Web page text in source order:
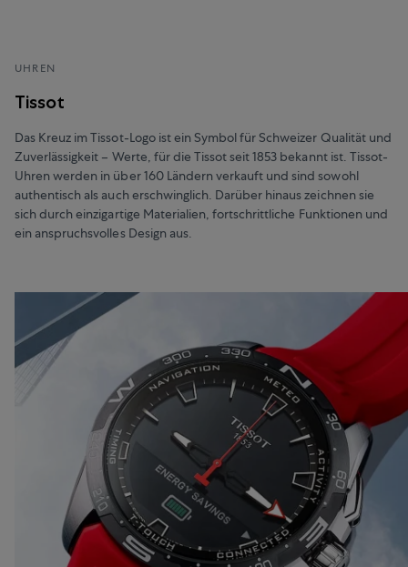
UHREN
Tissot
Das Kreuz im Tissot-Logo ist ein Symbol für Schweizer Qualität und
Zuverlässigkeit – Werte, für die Tissot seit 1853 bekannt ist. Tissot-
Uhren werden in über 160 Ländern verkauft und sind sowohl
authentisch als auch erschwinglich. Darüber hinaus zeichnen sie
sich durch einzigartige Materialien, fortschrittliche Funktionen und
ein anspruchsvolles Design aus.